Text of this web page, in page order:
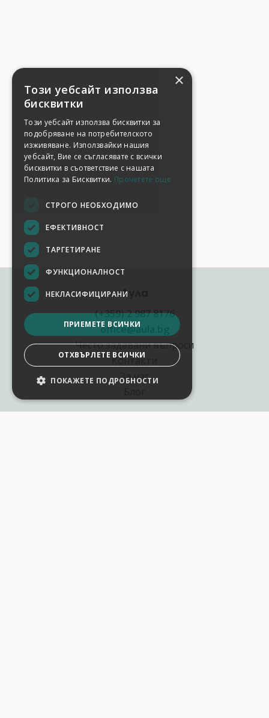
Аула
(+359) 2 987 8176
office@aula.bg
Често задавани въпроси
Контакти
За нас
×
Този уебсайт използва
бисквитки
Този уебсайт използва бисквитки за
подобряване на потребителското
изживяване. Използвайки нашия
уебсайт, Вие се съгласявате с всички
бисквитки в съответствие с нашата
Политика за Бисквитки. Прочетете още
СТРОГО НЕОБХОДИМО
ЕФЕКТИВНОСТ
ТАРГЕТИРАНЕ
ФУНКЦИОНАЛНОСТ
НЕКЛАСИФИЦИРАНИ
ПРИЕМЕТЕ ВСИЧКИ
ОТХВЪРЛЕТЕ ВСИЧКИ
ПОКАЖЕТЕ ПОДРОБНОСТИ